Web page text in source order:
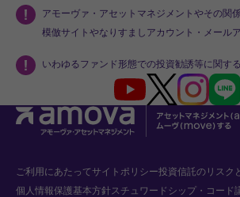
アモーヴァ・アセットマネジメントやその関
模倣サイトやなりすましアカウント・メール
いわゆるファンド形態での投資勧誘等に関す
Youtube X InstagramLINE
ご利用にあたってサイトポリシー投資信託のリスク
個人情報保護基本方針スチュワードシップ・コード